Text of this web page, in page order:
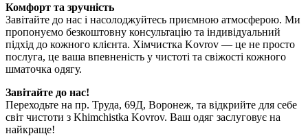
Комфорт та зручність
Завітайте до нас і насолоджуйтесь приємною атмосферою. Ми
пропонуємо безкоштовну консультацію та індивідуальний
підхід до кожного клієнта. Хімчистка Kovrov — це не просто
послуга, це ваша впевненість у чистоті та свіжості кожного
шматочка одягу.
Завітайте до нас!
Переходьте на пр. Труда, 69Д, Воронеж, та відкрийте для себе
світ чистоти з Khimchistka Kovrov. Ваш одяг заслуговує на
найкраще!